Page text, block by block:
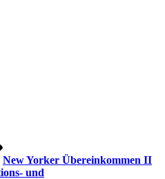
New Yorker Übereinkommen II
und